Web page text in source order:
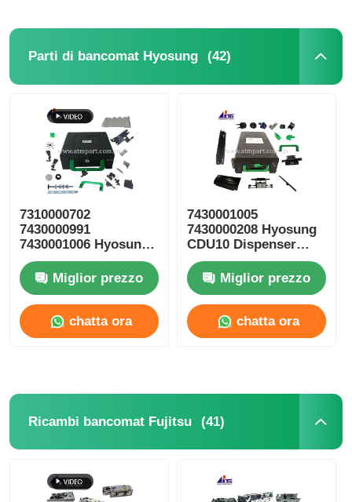
Parti di bancomat Hyosung (42)
7310000702
7430000991
7430001006 Hyosung
ATM Parti CDU10
Rifiuta Cassetta
Miglior prezzo
chatta ora
7430001005
7430000208 Hyosung
CDU10 Dispenser
Cassetta ATM
RicambiMiglior prezzo
chatta ora
Ricambi bancomat Fujitsu (41)